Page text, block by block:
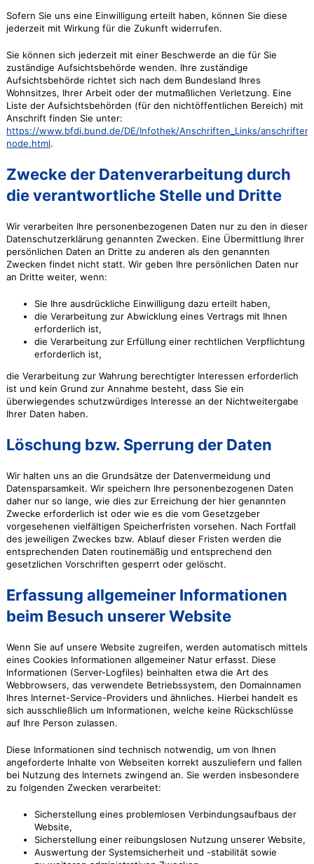
Sofern Sie uns eine Einwilligung erteilt haben, können Sie diese
jederzeit mit Wirkung für die Zukunft widerrufen.
Sie können sich jederzeit mit einer Beschwerde an die für Sie
zuständige Aufsichtsbehörde wenden. Ihre zuständige
Aufsichtsbehörde richtet sich nach dem Bundesland Ihres
Wohnsitzes, Ihrer Arbeit oder der mutmaßlichen Verletzung. Eine
Liste der Aufsichtsbehörden (für den nichtöffentlichen Bereich) mit
Anschrift finden Sie unter:
https://www.bfdi.bund.de/DE/Infothek/Anschriften_Links/
node.html.
Zwecke der Datenverarbeitung durch
die verantwortliche Stelle und Dritte
Wir verarbeiten Ihre personenbezogenen Daten nur zu den in dieser
Datenschutzerklärung genannten Zwecken. Eine Übermittlung Ihrer
persönlichen Daten an Dritte zu anderen als den genannten
Zwecken findet nicht statt. Wir geben Ihre persönlichen Daten nur
an Dritte weiter, wenn:
Sie Ihre ausdrückliche Einwilligung dazu erteilt haben,
die Verarbeitung zur Abwicklung eines Vertrags mit Ihnen
erforderlich ist,
die Verarbeitung zur Erfüllung einer rechtlichen Verpflichtung
erforderlich ist,
die Verarbeitung zur Wahrung berechtigter Interessen erforderlich
ist und kein Grund zur Annahme besteht, dass Sie ein
überwiegendes schutzwürdiges Interesse an der Nichtweitergabe
Ihrer Daten haben.
Löschung bzw. Sperrung der Daten
Wir halten uns an die Grundsätze der Datenvermeidung und
Datensparsamkeit. Wir speichern Ihre personenbezogenen Daten
daher nur so lange, wie dies zur Erreichung der hier genannten
Zwecke erforderlich ist oder wie es die vom Gesetzgeber
vorgesehenen vielfältigen Speicherfristen vorsehen. Nach Fortfall
des jeweiligen Zweckes bzw. Ablauf dieser Fristen werden die
entsprechenden Daten routinemäßig und entsprechend den
gesetzlichen Vorschriften gesperrt oder gelöscht.
Erfassung allgemeiner Informationen
beim Besuch unserer Website
Wenn Sie auf unsere Website zugreifen, werden automatisch mittels
eines Cookies Informationen allgemeiner Natur erfasst. Diese
Informationen (Server-Logfiles) beinhalten etwa die Art des
Webbrowsers, das verwendete Betriebssystem, den Domainnamen
Ihres Internet-Service-Providers und ähnliches. Hierbei handelt es
sich ausschließlich um Informationen, welche keine Rückschlüsse
auf Ihre Person zulassen.
Diese Informationen sind technisch notwendig, um von Ihnen
angeforderte Inhalte von Webseiten korrekt auszuliefern und fallen
bei Nutzung des Internets zwingend an. Sie werden insbesondere
zu folgenden Zwecken verarbeitet:
Sicherstellung eines problemlosen Verbindungsaufbaus der
Website,
Sicherstellung einer reibungslosen Nutzung unserer Website,
Auswertung der Systemsicherheit und -stabilität sowie